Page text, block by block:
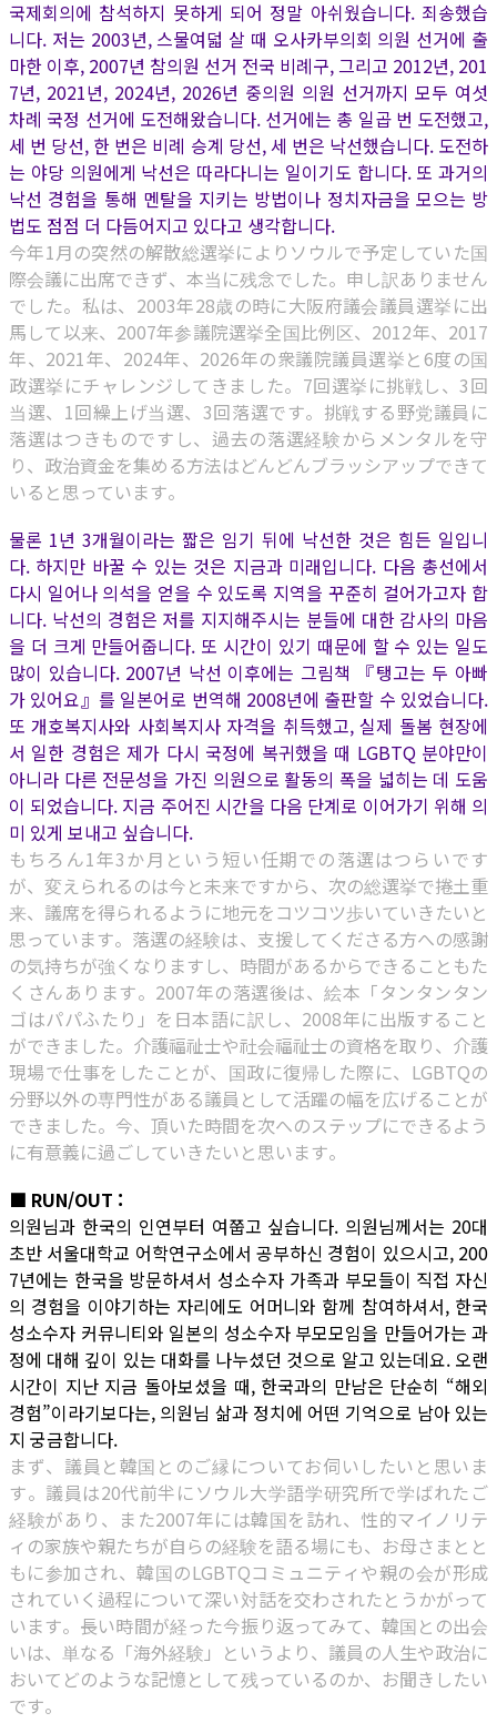
국제회의에 참석하지 못하게 되어 정말 아쉬웠습니다. 죄송했습
니다. 저는 2003년, 스물여덟 살 때 오사카부의회 의원 선거에 출
마한 이후, 2007년 참의원 선거 전국 비례구, 그리고 2012년, 201
7년, 2021년, 2024년, 2026년 중의원 의원 선거까지 모두 여섯
차례 국정 선거에 도전해왔습니다. 선거에는 총 일곱 번 도전했고,
세 번 당선, 한 번은 비례 승계 당선, 세 번은 낙선했습니다. 도전하
는 야당 의원에게 낙선은 따라다니는 일이기도 합니다. 또 과거의
낙선 경험을 통해 멘탈을 지키는 방법이나 정치자금을 모으는 방
법도 점점 더 다듬어지고 있다고 생각합니다.
今年1月の突然の解散総選挙によりソウルで予定していた国
際会議に出席できず、本当に残念でした。申し訳ありません
でした。私は、2003年28歳の時に大阪府議会議員選挙に出
馬して以来、2007年参議院選挙全国比例区、2012年、2017
年、2021年、2024年、2026年の衆議院議員選挙と6度の国
政選挙にチャレンジしてきました。7回選挙に挑戦し、3回
当選、1回繰上げ当選、3回落選です。挑戦する野党議員に
落選はつきものですし、過去の落選経験からメンタルを守
り、政治資金を集める方法はどんどんブラッシアップできて
いると思っています。
물론 1년 3개월이라는 짧은 임기 뒤에 낙선한 것은 힘든 일입니
다. 하지만 바꿀 수 있는 것은 지금과 미래입니다. 다음 총선에서
다시 일어나 의석을 얻을 수 있도록 지역을 꾸준히 걸어가고자 합
니다. 낙선의 경험은 저를 지지해주시는 분들에 대한 감사의 마음
을 더 크게 만들어줍니다. 또 시간이 있기 때문에 할 수 있는 일도
많이 있습니다. 2007년 낙선 이후에는 그림책 『탱고는 두 아빠
가 있어요』를 일본어로 번역해 2008년에 출판할 수 있었습니다.
또 개호복지사와 사회복지사 자격을 취득했고, 실제 돌봄 현장에
서 일한 경험은 제가 다시 국정에 복귀했을 때 LGBTQ 분야만이
아니라 다른 전문성을 가진 의원으로 활동의 폭을 넓히는 데 도움
이 되었습니다. 지금 주어진 시간을 다음 단계로 이어가기 위해 의
미 있게 보내고 싶습니다.
もちろん1年3か月という短い任期での落選はつらいです
が、変えられるのは今と未来ですから、次の総選挙で捲土重
来、議席を得られるように地元をコツコツ歩いていきたいと
思っています。落選の経験は、支援してくださる方への感謝
の気持ちが強くなりますし、時間があるからできることもた
くさんあります。2007年の落選後は、絵本「タンタンタン
ゴはパパふたり」を日本語に訳し、2008年に出版すること
ができました。介護福祉士や社会福祉士の資格を取り、介護
現場で仕事をしたことが、国政に復帰した際に、LGBTQの
分野以外の専門性がある議員として活躍の幅を広げることが
できました。今、頂いた時間を次へのステップにできるよう
に有意義に過ごしていきたいと思います。
■ RUN/OUT :
의원님과 한국의 인연부터 여쭙고 싶습니다. 의원님께서는 20대
초반 서울대학교 어학연구소에서 공부하신 경험이 있으시고, 200
7년에는 한국을 방문하셔서 성소수자 가족과 부모들이 직접 자신
의 경험을 이야기하는 자리에도 어머니와 함께 참여하셔서, 한국
성소수자 커뮤니티와 일본의 성소수자 부모모임을 만들어가는 과
정에 대해 깊이 있는 대화를 나누셨던 것으로 알고 있는데요. 오랜
시간이 지난 지금 돌아보셨을 때, 한국과의 만남은 단순히 “해외
경험”이라기보다는, 의원님 삶과 정치에 어떤 기억으로 남아 있는
지 궁금합니다.
まず、議員と韓国とのご縁についてお伺いしたいと思いま
す。議員は20代前半にソウル大学語学研究所で学ばれたご
経験があり、また2007年には韓国を訪れ、性的マイノリテ
ィの家族や親たちが自らの経験を語る場にも、お母さまとと
もに参加され、韓国のLGBTQコミュニティや親の会が形成
されていく過程について深い対話を交わされたとうかがって
います。長い時間が経った今振り返ってみて、韓国との出会
いは、単なる「海外経験」というより、議員の人生や政治に
おいてどのような記憶として残っているのか、お聞きしたい
です。